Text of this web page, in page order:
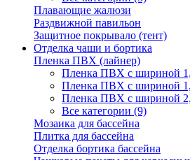
Плавающие жалюзи
Раздвижной павильон
Защитное покрывало (тент)
Отделка чаши и бортика
Пленка ПВХ (лайнер)
Пленка ПВХ с шириной
Пленка ПВХ с шириной
Пленка ПВХ с шириной
Все категории (9)
Мозаика для бассейна
Плитка для бассейна
Отделка бортика бассейна